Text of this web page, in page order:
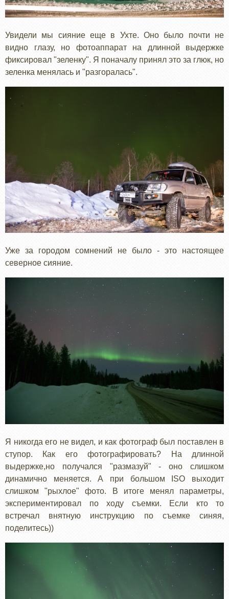
Увидели мы сияние еще в Ухте. Оно было почти не
видно глазу, но фотоаппарат на длинной выдержке
фиксировал "зеленку". Я поначалу принял это за глюк, но
зеленка менялась и "разгоралась".
Уже за городом сомнений не было - это настоящее
северное сияние.
Я никогда его не видел, и как фотограф был поставлен в
ступор. Как его фотографировать? На длинной
выдержке,но получался "размазуй" - оно слишком
динамично меняется. А при большом ISO выходит
слишком "рыхлое" фото. В итоге менял параметры,
экспериментировал по ходу съемки. Если кто то
встречал внятную инструкцию по съемке синяя,
поделитесь))